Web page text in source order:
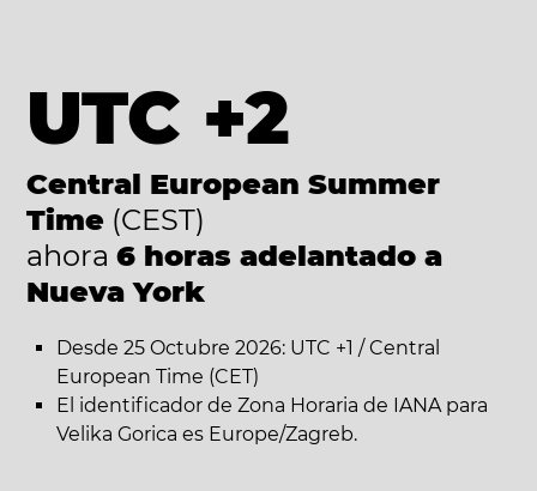
UTC +2
Central European Summer
Time (CEST)
ahora 6 horas adelantado a
Nueva York
Desde 25 Octubre 2026: UTC +1 / Central
European Time (CET)
El identificador de Zona Horaria de IANA para
Velika Gorica es Europe/Zagreb.